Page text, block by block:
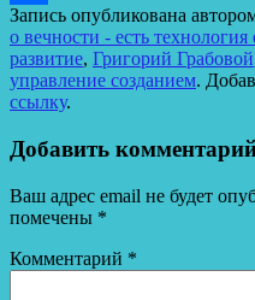
Отправить
Запись опубликована
о вечности - есть
развитие, Григорий Грабовой
управление созданием.
ссылку.
Добавить
Ваш адрес email не будет
помечены *
Комментарий *